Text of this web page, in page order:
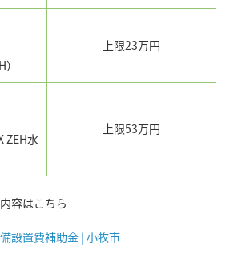
上限23万円
ZEH水
上限53万円
容はこちら
設置費補助金 | 小牧市